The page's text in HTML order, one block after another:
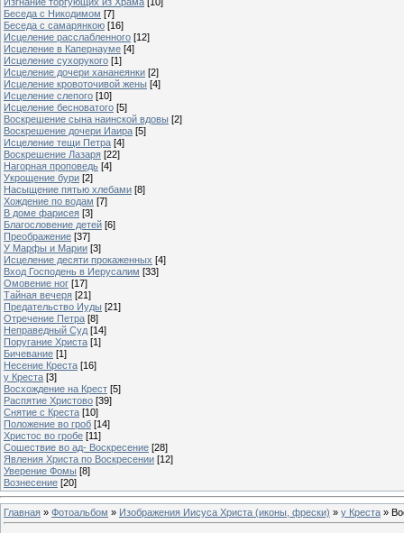
Беседа с Никодимом [7]
Беседа с самарянкою [16]
Исцеление расслабленного [12]
Исцеление в Капернауме [4]
Исцеление сухорукого [1]
Исцеление дочери хананеянки [2]
Исцеление кровоточивой жены [4]
Исцеление слепого [10]
Исцеление бесноватого [5]
Воскрешение сына наинской вдовы [2]
Воскрешение дочери Иаира [5]
Исцеление тещи Петра [4]
Воскрешение Лазаря [22]
Нагорная проповедь [4]
Укрощение бури [2]
Насыщение пятью хлебами [8]
Хождение по водам [7]
В доме фарисея [3]
Благословение детей [6]
Преображение [37]
У Марфы и Марии [3]
Исцеление десяти прокаженных [4]
Вход Господень в Иерусалим [33]
Омовение ног [17]
Тайная вечеря [21]
Предательство Иуды [21]
Отречение Петра [8]
Неправедный Суд [14]
Поругание Христа [1]
Бичевание [1]
Несение Креста [16]
у Креста [3]
Восхождение на Крест [5]
Распятие Христово [39]
Снятие с Креста [10]
Положение во гроб [14]
Христос во гробе [11]
Сошествие во ад- Воскресение [28]
Явления Христа по Воскресении [12]
Уверение Фомы [8]
Вознесение [20]
Главная » Фотоальбом » Изображения Иисуса Христа (иконы, фрески) » у Креста »